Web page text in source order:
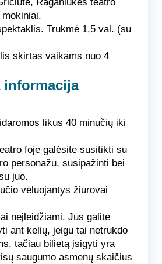
Raganiukės teatro
Trukmė 1,5 val. (su
skirtas vaikams nuo 4
informacija
likus 40 minučių iki
foje galėsite susitikti su
personažu, susipažinti bei
juo.
vėluojantys žiūrovai
neįleidžiami. Jūs galite
ant kelių, jeigu tai netrukdo
tačiau bilietą įsigyti yra
saugumo asmenų skaičius